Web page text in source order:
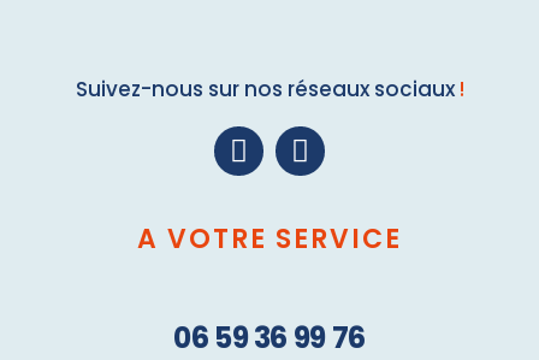
Suivez-nous sur nos réseaux sociaux !
A VOTRE SERVICE
06 59 36 99 76